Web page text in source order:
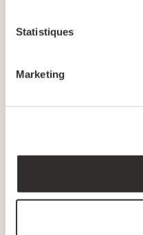
Statistiques
Marketing